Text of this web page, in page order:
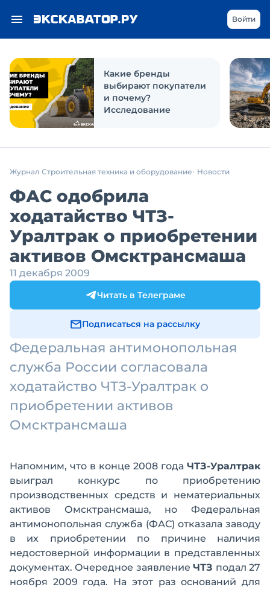
Войти
Какие бренды
выбирают покупатели
и почему?
Исследование
Журнал Строительная техника и оборудование Новости
ФАС одобрила
ходатайство ЧТЗ-
Уралтрак о приобретении
активов Омсктрансмаша
11 декабря 2009
Читать в Телеграме
Подписаться на рассылку
Федеральная антимонопольная
служба России согласовала
ходатайство ЧТЗ-Уралтрак о
приобретении активов
Омсктрансмаша
Напомним, что в конце 2008 года ЧТЗ-Уралтрак
выиграл конкурс по приобретению
производственных средств и нематериальных
активов Омсктрансмаша, но Федеральная
антимонопольная служба (ФАС) отказала заводу
в их приобретении по причине наличия
недостоверной информации в представленных
документах. Очередное заявлениеЧТЗ подал 27
ноября 2009 года. На этот раз оснований для